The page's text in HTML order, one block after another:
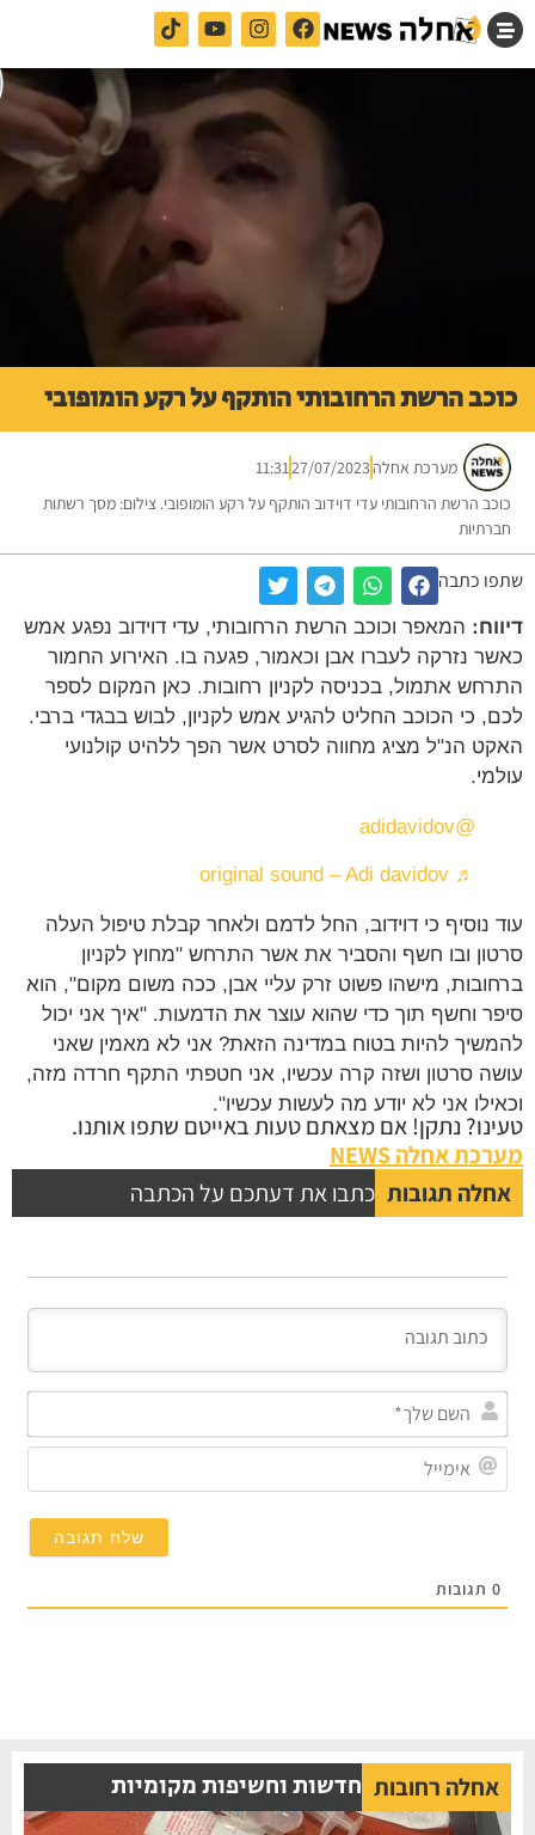
כוכב הרשת הרחובותי הותקף על רקע הומופובי
מערכת אחלה27/07/2023
11:31
כוכב הרשת הרחובותי עדי דוידוב הותקף על רקע הומופובי. צילום: מסך רשתות
חברתיות
שתפו כתבה
דיווח: המאפר וכוכב הרשת הרחובותי, עדי דוידוב נפגע אמש
כאשר נזרקה לעברו אבן וכאמור, פגעה בו. האירוע החמור
התרחש אתמול, בכניסה לקניון רחובות. כאן המקום לספר
לכם, כי הכוכב החליט להגיע אמש לקניון, לבוש בבגדי ברבי.
האקט הנ"ל מציג מחווה לסרט אשר הפך ללהיט קולנועי
עולמי.
@adidavidov
♬ original sound – Adi davidov
עוד נוסיף כי דוידוב, החל לדמם ולאחר קבלת טיפול העלה
סרטון ובו חשף והסביר את אשר התרחש "מחוץ לקניון
ברחובות, מישהו פשוט זרק עליי אבן, ככה משום מקום", הוא
סיפר וחשף תוך כדי שהוא עוצר את הדמעות. "איך אני יכול
להמשיך להיות בטוח במדינה הזאת? אני לא מאמין שאני
עושה סרטון ושזה קרה עכשיו, אני חטפתי התקף חרדה מזה,
וכאילו אני לא יודע מה לעשות עכשיו".
טעינו? נתקן! אם מצאתם טעות באייטם שתפו אותנו.
מערכת אחלה NEWS
אחלה תגובות כתבו את דעתכם על הכתבה
0תגובות
אחלה רחובות חדשות וחשיפות מקומיות